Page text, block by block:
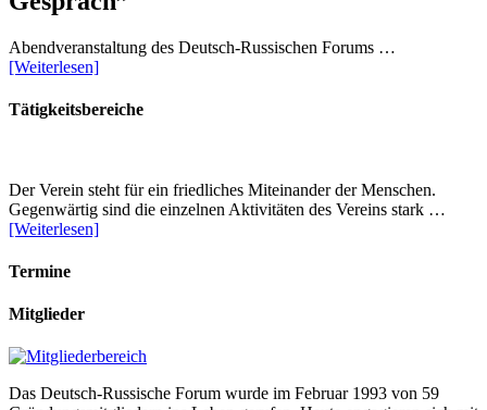
Abendveranstaltung des Deutsch-Russischen Forums …
[Weiterlesen]
Tätigkeitsbereiche
Der Verein steht für ein friedliches Miteinander der Menschen.
Gegenwärtig sind die einzelnen Aktivitäten des Vereins stark …
[Weiterlesen]
Termine
Mitglieder
Das Deutsch-Russische Forum wurde im Februar 1993 von 59